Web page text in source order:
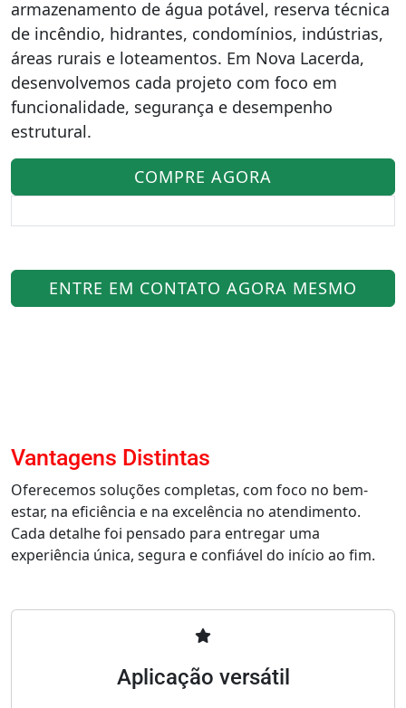
armazenamento de água potável, reserva técnica
de incêndio, hidrantes, condomínios, indústrias,
áreas rurais e loteamentos. Em Nova Lacerda,
desenvolvemos cada projeto com foco em
funcionalidade, segurança e desempenho
estrutural.
COMPRE AGORA
ENTRE EM CONTATO AGORA MESMO
Vantagens Distintas
Oferecemos soluções completas, com foco no bem-
estar, na eficiência e na excelência no atendimento.
Cada detalhe foi pensado para entregar uma
experiência única, segura e confiável do início ao fim.
Aplicação versátil